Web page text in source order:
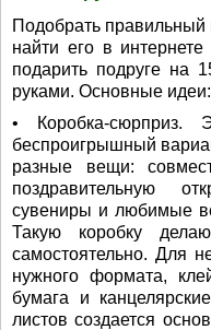
Подобрать правильный
найти его в
подарить подруге на
руками. Основные идеи:
• Коробка-сюрприз.
беспроигрышный
разные вещи:
поздравительную
сувениры и любимые
Такую коробку
самостоятельно. Для
нужного формата,
бумага и
листов создается